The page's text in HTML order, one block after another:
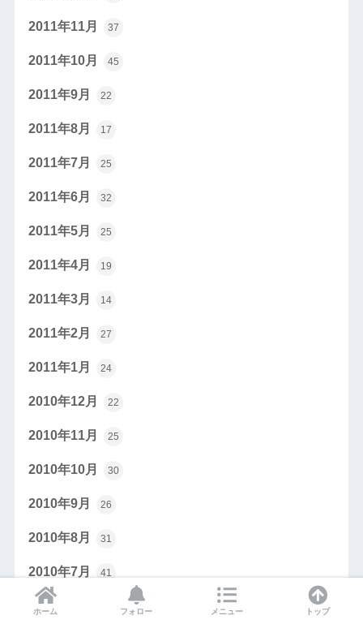
2011年11月 37
2011年10月 45
2011年9月 22
2011年8月 17
2011年7月 25
2011年6月 32
2011年5月 25
2011年4月 19
2011年3月 14
2011年2月 27
2011年1月 24
2010年12月 22
2010年11月 25
2010年10月 30
2010年9月 26
2010年8月 31
2010年7月 41
2010年6月
ホーム フォロー メニュー トップ